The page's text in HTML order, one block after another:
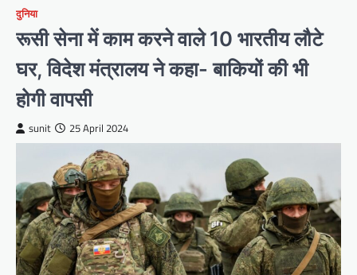
दुनिया
रूसी सेना में काम करने वाले 10 भारतीय लौटे
घर, विदेश मंत्रालय ने कहा- बाकियों की भी
होगी वापसी
sunit 25 April 2024